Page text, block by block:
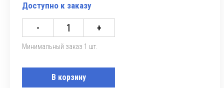
Доступно к заказу
- +
Минимальный заказ 1 шт.
В корзину